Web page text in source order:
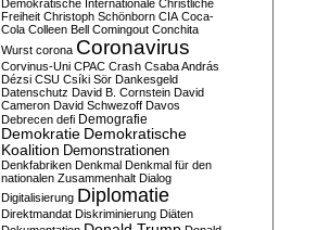
Demokratische Internationale Christliche
Freiheit Christoph Schönborn CIA Coca-
Cola Colleen Bell Comingout Conchita
Wurst corona Coronavirus
Corvinus-Uni CPAC Crash Csaba András
Dézsi CSU Csíki Sör Dankesgeld
Datenschutz David B. Cornstein David
Cameron David Schwezoff Davos
Debrecen defi Demografie
Demokratie Demokratische
Koalition Demonstrationen
Denkfabriken Denkmal Denkmal für den
nationalen Zusammenhalt Dialog
Digitalisierung Diplomatie
Direktmandat Diskriminierung Diäten